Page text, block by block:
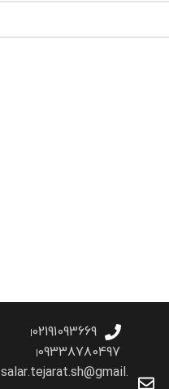
02191093669
09338780497
salar.tejarat.sh@gmail.